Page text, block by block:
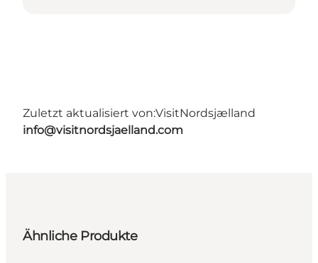
Zuletzt aktualisiert von:VisitNordsjælland
info@visitnordsjaelland.com
Ähnliche Produkte